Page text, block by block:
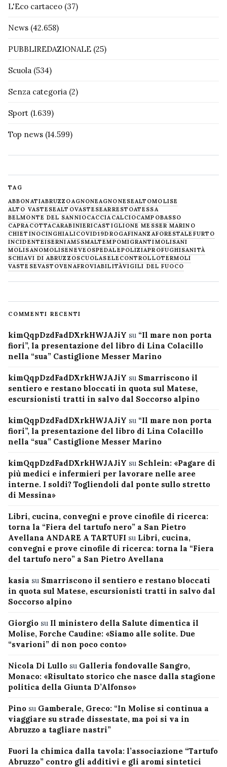
L'Eco cartaceo (37)
News (42.658)
PUBBLIREDAZIONALE (25)
Scuola (534)
Senza categoria (2)
Sport (1.639)
Top news (14.599)
TAG
ABBONATIABRUZZOAGNONEAGNONESEALTOMOLISE
ALTO VASTESEALTOVASTESEARRESTOATESSA
BELMONTE DEL SANNIOCACCIACALCIOCAMPOBASSO
CAPRACOTTACARABINIERICASTIGLIONE MESSER MARINO
CHIETINOCINGHIALICOVID19DROGAFINANZAFORESTALE FURTO
INCIDENTEISERNIAM5SMALTEMPOMIGRANTIMOLISANI
MOLISANOMOLISENEVE OSPEDALEPOLIZIAPROFUGHISANITÀ
SCHIAVI DI ABRUZZOSCUOLASELECONTROLLOTERMOLI
VASTESEVASTOVENAFROVIABILITÀVIGILI DEL FUOCO
COMMENTI RECENTI
kimQqpDzdFadDXrkHWJAJiY su “Il mare non porta
fiori”, la presentazione del libro di Lina Colacillo
nella “sua” Castiglione Messer Marino
kimQqpDzdFadDXrkHWJAJiY su Smarriscono il
sentiero e restano bloccati in quota sul Matese,
escursionisti tratti in salvo dal Soccorso alpino
kimQqpDzdFadDXrkHWJAJiY su “Il mare non porta
fiori”, la presentazione del libro di Lina Colacillo
nella “sua” Castiglione Messer Marino
kimQqpDzdFadDXrkHWJAJiY su Schlein: «Pagare di
più medici e infermieri per lavorare nelle aree
interne. I soldi? Togliendoli dal ponte sullo stretto
di Messina»
Libri, cucina, convegni e prove cinofile di ricerca:
torna la “Fiera del tartufo nero” a San Pietro
Avellana ANDARE A TARTUFI su Libri, cucina,
convegni e prove cinofile di ricerca: torna la “Fiera
del tartufo nero” a San Pietro Avellana
kasia su Smarriscono il sentiero e restano bloccati
in quota sul Matese, escursionisti tratti in salvo dal
Soccorso alpino
Giorgio su Il ministero della Salute dimentica il
Molise, Forche Caudine: «Siamo alle solite. Due
“svarioni” di non poco conto»
Nicola Di Lullo su Galleria fondovalle Sangro,
Monaco: «Risultato storico che nasce dalla stagione
politica della Giunta D’Alfonso»
Pino su Gamberale, Greco: “In Molise si continua a
viaggiare su strade dissestate, ma poi si va in
Abruzzo a tagliare nastri”
Fuori la chimica dalla tavola: l’associazione “Tartufo
Abruzzo” contro gli additivi e gli aromi sintetici